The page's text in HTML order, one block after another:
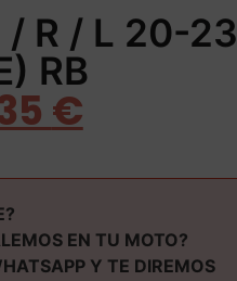
/ R / L 20-23
RB
€
EN TU MOTO?
Y TE DIREMOS